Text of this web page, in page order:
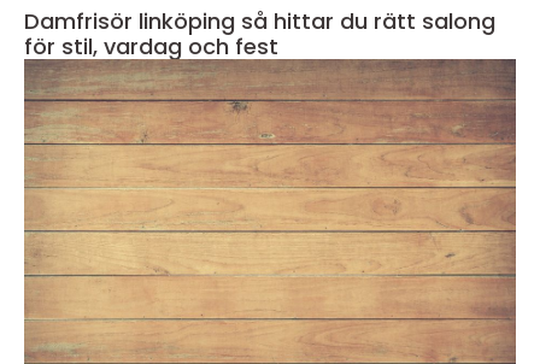
Damfrisör linköping så hittar du rätt salong
för stil, vardag och fest